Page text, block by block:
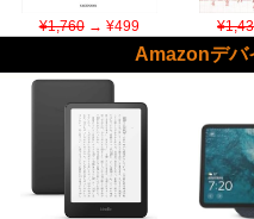
¥1,760→ ¥499
Amazonデバ